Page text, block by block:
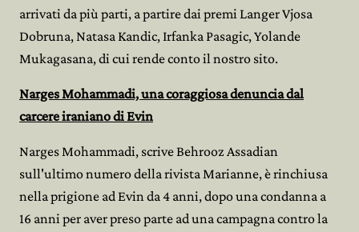
arrivati da più parti, a partire dai premi Langer Vjosa
Dobruna, Natasa Kandic, Irfanka Pasagic, Yolande
Mukagasana, di cui rende conto il nostro sito.
Narges Mohammadi, una coraggiosa denuncia dal
carcere iraniano di Evin
Narges Mohammadi, scrive Behrooz Assadian
sull'ultimo numero della rivista Marianne, è rinchiusa
nella prigione ad Evin da 4 anni, dopo una condanna a
16 anni per aver preso parte ad una campagna contro la